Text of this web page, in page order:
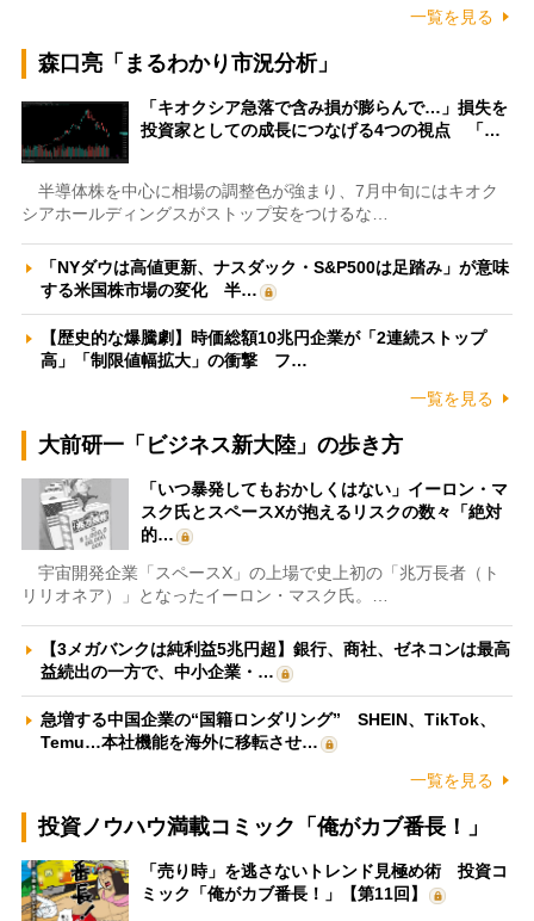
一覧を見る
森口亮「まるわかり市況分析」
「キオクシア急落で含み損が膨らんで…」損失を
投資家としての成長につなげる4つの視点 「…
半導体株を中心に相場の調整色が強まり、7月中旬にはキオク
シアホールディングスがストップ安をつけるな…
「NYダウは高値更新、ナスダック・S&P500は足踏み」が意味
する米国株市場の変化 半…
【歴史的な爆騰劇】時価総額10兆円企業が「2連続ストップ
高」「制限値幅拡大」の衝撃 フ…
一覧を見る
大前研一「ビジネス新大陸」の歩き方
「いつ暴発してもおかしくはない」イーロン・マ
スク氏とスペースXが抱えるリスクの数々「絶対
的…
宇宙開発企業「スペースX」の上場で史上初の「兆万長者（ト
リリオネア）」となったイーロン・マスク氏。…
【3メガバンクは純利益5兆円超】銀行、商社、ゼネコンは最高
益続出の一方で、中小企業・…
急増する中国企業の“国籍ロンダリング” SHEIN、TikTok、
Temu…本社機能を海外に移転させ…
一覧を見る
投資ノウハウ満載コミック「俺がカブ番長！」
「売り時」を逃さないトレンド見極め術 投資コ
ミック「俺がカブ番長！」【第11回】